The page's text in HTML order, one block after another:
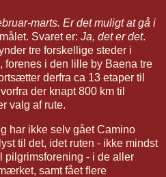
marts. Er det muligt at gå i
Svaret er: Ja, det er det.
tre forskellige steder i
i den lille by Baena tre
derfra ca 13 etaper til
der knapt 800 km til
valg af rute.
har ikke selv gået Camino
til det, idet ruten - ikke mindst
pilgrimsforening - i de aller
samt fået flere